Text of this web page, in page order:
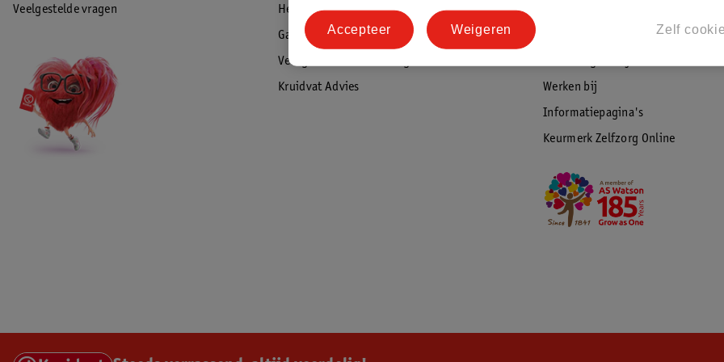
Veelgestelde vragen
Herroepen & retourneren
Garantie
Veiligheidswaarschuwingen
Kruidvat Advies
Werken bij
Informatiepagina's
Keurmerk Zelfzorg Online
Zelf
Weigeren
Accepteer